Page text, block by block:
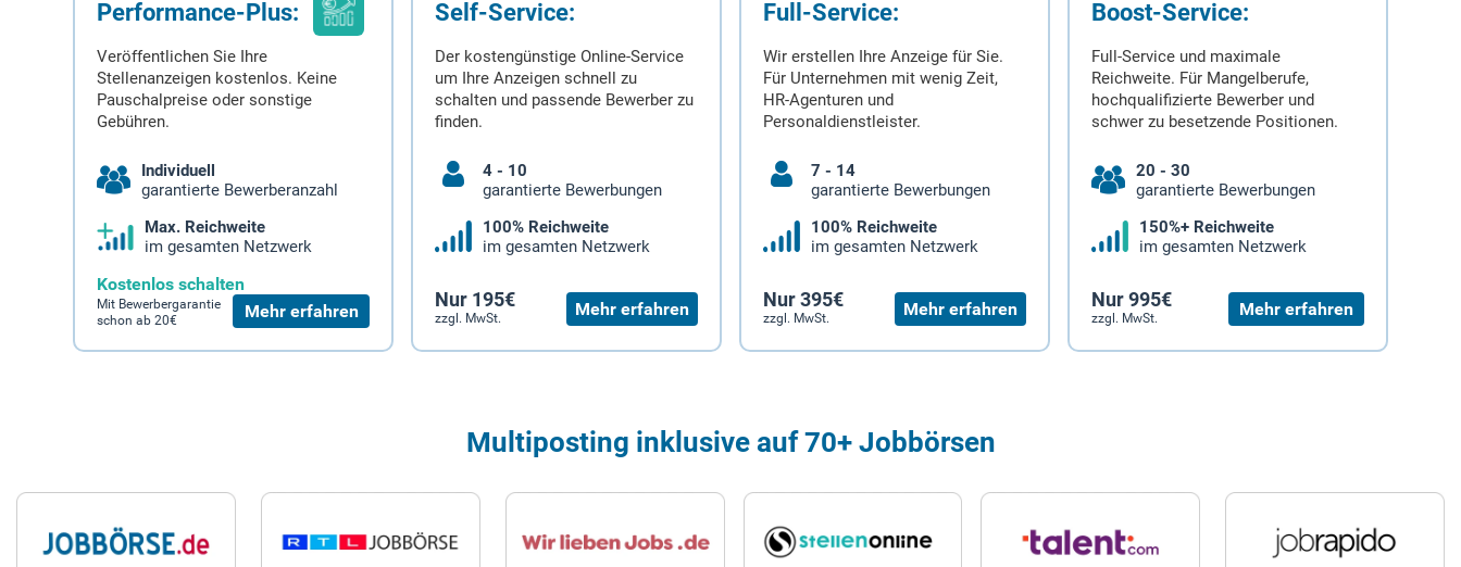
Performance-Plus:
Veröffentlichen Sie Ihre
Stellenanzeigen kostenlos. Keine
Pauschalpreise oder sonstige
Gebühren.
Individuell
garantierte Bewerberanzahl
Max. Reichweite
im gesamten Netzwerk
Kostenlos schalten
Mit Bewerbergarantie
schon ab 20€
Mehr erfahren
Self-Service:
Der kostengünstige Online-Service
um Ihre Anzeigen schnell zu
schalten und passende Bewerber zu
finden.
4 - 10
garantierte Bewerbungen
100% Reichweite
im gesamten Netzwerk
Nur 195€
zzgl. MwSt. Mehr erfahren
Full-Service:
Wir erstellen Ihre Anzeige für Sie.
Für Unternehmen mit wenig Zeit,
HR-Agenturen und
Personaldienstleister.
7 - 14
garantierte Bewerbungen
100% Reichweite
im gesamten Netzwerk
Nur 395€
zzgl. MwSt. Mehr erfahren
Boost-Service:
Full-Service und maximale
Reichweite. Für Mangelberufe,
hochqualifizierte Bewerber und
schwer zu besetzende Positionen.
20 - 30
garantierte Bewerbungen
150%+ Reichweite
im gesamten Netzwerk
Nur 995€
zzgl. MwSt. Mehr erfahren
Multiposting inklusive auf 70+ Jobbörsen